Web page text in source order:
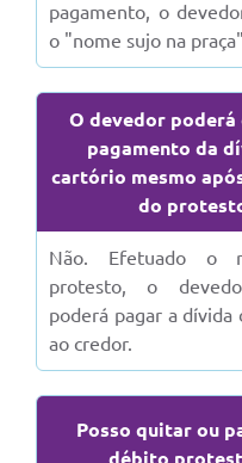
pagamento, o
o "nome sujo na
O devedor poderá
pagamento da
cartório mesmo
do
Não. Efetuado o
protesto, o
poderá pagar a
ao credor.
Posso quitar ou
débito